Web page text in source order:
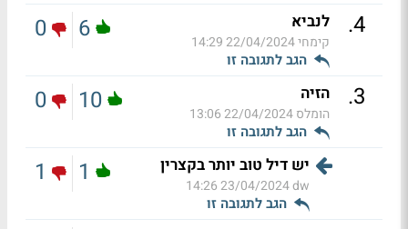
4
. לנביא
קימחי22/04/2024 14:29
הגב לתגובה זו
6
0
3
. הזיה
הומלס22/04/2024 13:06
הגב לתגובה זו
10
0
יש דיל טוב יותר בקצרין
dw
23/04/2024 14:26
הגב לתגובה זו
1
1